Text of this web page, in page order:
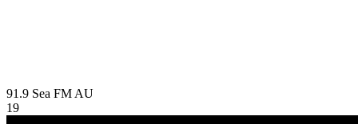
91.9 Sea FM AU
19